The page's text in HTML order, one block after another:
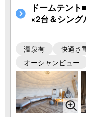
ドームテン
×2台＆シング
温泉有 快適さ
オーシャンビュー